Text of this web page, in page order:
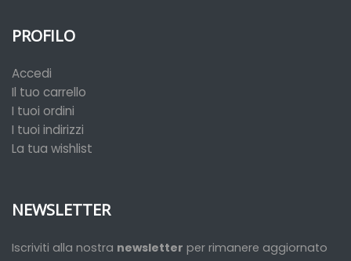
PROFILO
Accedi
Il tuo carrello
I tuoi ordini
I tuoi indirizzi
La tua wishlist
NEWSLETTER
Iscriviti alla nostra newsletter per rimanere aggiornato